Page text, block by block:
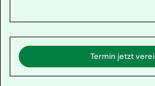
Termin jetzt